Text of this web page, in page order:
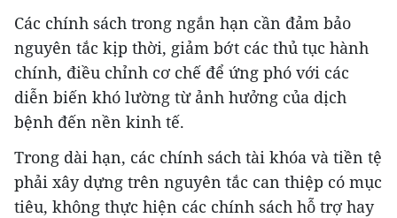
Các chính sách trong ngắn hạn cần đảm bảo
nguyên tắc kịp thời, giảm bớt các thủ tục hành
chính, điều chỉnh cơ chế để ứng phó với các
diễn biến khó lường từ ảnh hưởng của dịch
bệnh đến nền kinh tế.
Trong dài hạn, các chính sách tài khóa và tiền tệ
phải xây dựng trên nguyên tắc can thiệp có mục
tiêu, không thực hiện các chính sách hỗ trợ hay